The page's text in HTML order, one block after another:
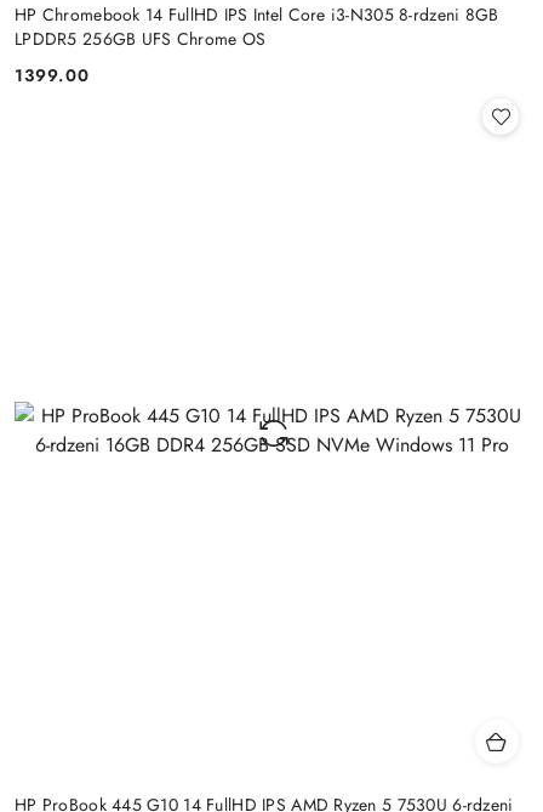
HP Chromebook 14 FullHD IPS Intel Core i3-N305 8-rdzeni 8GB
LPDDR5 256GB UFS Chrome OS
Cena:
1399.00
HP ProBook 445 G10 14 FullHD IPS AMD Ryzen 5 7530U 6-rdzeni